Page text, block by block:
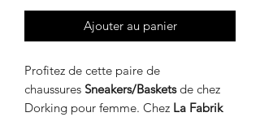
Ajouter au panier
Profitez de cette paire de
chaussures Sneakers/Basketsde chez
Dorking pour femme. Chez La Fabrik